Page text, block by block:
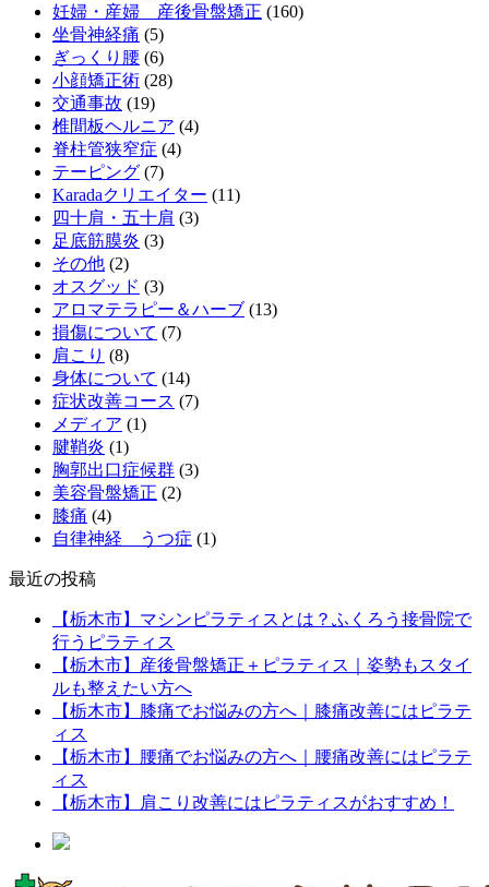
妊婦・産婦 産後骨盤矯正 (160)
坐骨神経痛 (5)
ぎっくり腰 (6)
小顔矯正術 (28)
交通事故 (19)
椎間板ヘルニア (4)
脊柱管狭窄症 (4)
テーピング (7)
Karadaクリエイター (11)
四十肩・五十肩 (3)
足底筋膜炎 (3)
その他 (2)
オスグッド (3)
アロマテラピー＆ハーブ (13)
損傷について (7)
肩こり (8)
身体について (14)
症状改善コース (7)
メディア (1)
腱鞘炎 (1)
胸郭出口症候群 (3)
美容骨盤矯正 (2)
膝痛 (4)
自律神経 うつ症 (1)
最近の投稿
【栃木市】マシンピラティスとは？ふくろう接骨院で
行うピラティス
【栃木市】産後骨盤矯正＋ピラティス｜姿勢もスタイ
ルも整えたい方へ
【栃木市】膝痛でお悩みの方へ｜膝痛改善にはピラテ
ィス
【栃木市】腰痛でお悩みの方へ｜腰痛改善にはピラテ
ィス
【栃木市】肩こり改善にはピラティスがおすすめ！